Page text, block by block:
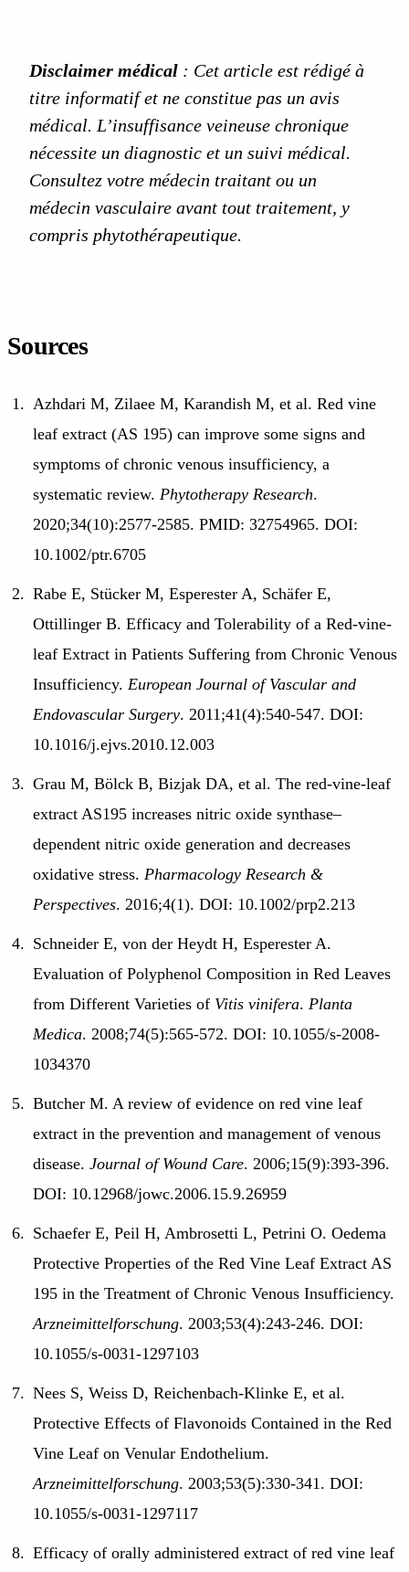
Disclaimer médical : Cet article est rédigé à
titre informatif et ne constitue pas un avis
médical. L’insuffisance veineuse chronique
nécessite un diagnostic et un suivi médical.
Consultez votre médecin traitant ou un
médecin vasculaire avant tout traitement, y
compris phytothérapeutique.
Sources
Azhdari M, Zilaee M, Karandish M, et al. Red vine
leaf extract (AS 195) can improve some signs and
symptoms of chronic venous insufficiency, a
systematic review. Phytotherapy Research.
2020;34(10):2577-2585. PMID: 32754965. DOI:
10.1002/ptr.6705
Rabe E, Stücker M, Esperester A, Schäfer E,
Ottillinger B. Efficacy and Tolerability of a Red-vine-
leaf Extract in Patients Suffering from Chronic Venous
Insufficiency. European Journal of Vascular and
Endovascular Surgery. 2011;41(4):540-547. DOI:
10.1016/j.ejvs.2010.12.003
Grau M, Bölck B, Bizjak DA, et al. The red-vine-leaf
extract AS195 increases nitric oxide synthase–
dependent nitric oxide generation and decreases
oxidative stress. Pharmacology Research &
Perspectives. 2016;4(1). DOI: 10.1002/prp2.213
Schneider E, von der Heydt H, Esperester A.
Evaluation of Polyphenol Composition in Red Leaves
from Different Varieties of Vitis vinifera. Planta
Medica. 2008;74(5):565-572. DOI: 10.1055/s-2008-
1034370
Butcher M. A review of evidence on red vine leaf
extract in the prevention and management of venous
disease. Journal of Wound Care. 2006;15(9):393-396.
DOI: 10.12968/jowc.2006.15.9.26959
Schaefer E, Peil H, Ambrosetti L, Petrini O. Oedema
Protective Properties of the Red Vine Leaf Extract AS
195 in the Treatment of Chronic Venous Insufficiency.
Arzneimittelforschung. 2003;53(4):243-246. DOI:
10.1055/s-0031-1297103
Nees S, Weiss D, Reichenbach-Klinke E, et al.
Protective Effects of Flavonoids Contained in the Red
Vine Leaf on Venular Endothelium.
Arzneimittelforschung. 2003;53(5):330-341. DOI:
10.1055/s-0031-1297117
Efficacy of orally administered extract of red vine leaf